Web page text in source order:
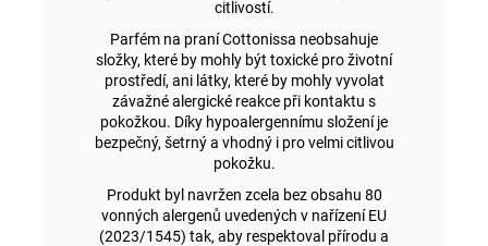
citlivostí.
Parfém na praní Cottonissa neobsahuje
složky, které by mohly být toxické pro životní
prostředí, ani látky, které by mohly vyvolat
závažné alergické reakce při kontaktu s
pokožkou. Díky hypoalergennímu složení je
bezpečný, šetrný a vhodný i pro velmi citlivou
pokožku.
Produkt byl navržen zcela bez obsahu 80
vonných alergenů uvedených v nařízení EU
(2023/1545) tak, aby respektoval přírodu a